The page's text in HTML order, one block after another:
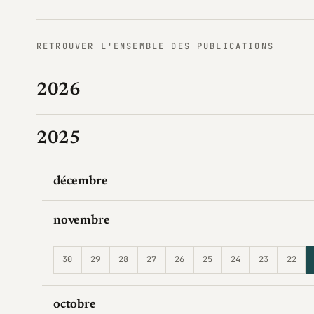
RETROUVER L'ENSEMBLE DES PUBLICATIONS
2026
2025
décembre
novembre
30 29 28 27 26 25 24 23 22
octobre